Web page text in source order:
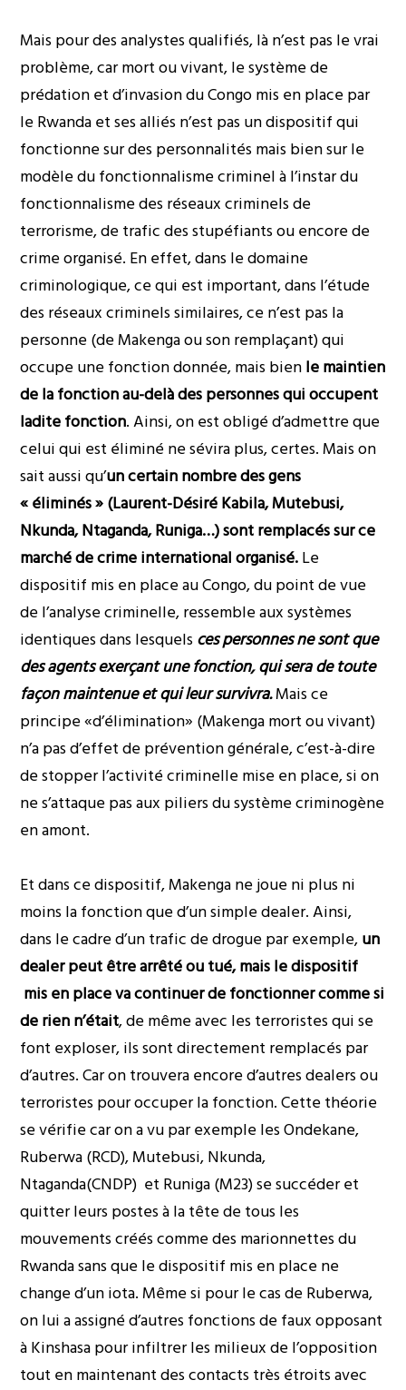
Mais pour des analystes qualifiés, là n’est pas le vrai
problème, car mort ou vivant, le système de
prédation et d’invasion du Congo mis en place par
le Rwanda et ses alliés n’est pas un dispositif qui
fonctionne sur des personnalités mais bien sur le
modèle du fonctionnalisme criminel à l’instar du
fonctionnalisme des réseaux criminels de
terrorisme, de trafic des stupéfiants ou encore de
crime organisé. En effet, dans le domaine
criminologique, ce qui est important, dans l’étude
des réseaux criminels similaires, ce n’est pas la
personne (de Makenga ou son remplaçant) qui
occupe une fonction donnée, mais bienle maintien
de la fonction au-delà des personnes qui occupent
ladite fonction. Ainsi, on est obligé d’admettre que
celui qui est éliminé ne sévira plus, certes. Mais on
sait aussi qu’un certain nombre des gens
« éliminés » (Laurent-Désiré Kabila, Mutebusi,
Nkunda, Ntaganda, Runiga…) sont remplacés sur ce
marché de crime international organisé.Le
dispositif mis en place au Congo, du point de vue
de l’analyse criminelle, ressemble aux systèmes
identiques dans lesquelsces personnes ne sont que
des agents exerçant une fonction, qui sera de toute
façon maintenue et qui leur survivra.Mais ce
principe «d’élimination» (Makenga mort ou vivant)
n’a pas d’effet de prévention générale, c’est-à-dire
de stopper l’activité criminelle mise en place, si on
ne s’attaque pas aux piliers du système criminogène
en amont.
Et dans ce dispositif, Makenga ne joue ni plus ni
moins la fonction que d’unsimple dealer. Ainsi,
dans le cadre d’un trafic de drogue par exemple,un
dealer peut être arrêté ou tué, mais le dispositif
mis en place va continuer de fonctionner comme si
de rien n’était, de même avec les terroristes qui se
font exploser, ils sont directement remplacés par
d’autres. Car on trouvera encore d’autres dealers ou
terroristes pour occuper la fonction. Cette théorie
se vérifie car on a vu par exemple les Ondekane,
Ruberwa (RCD), Mutebusi, Nkunda,
Ntaganda(CNDP) et Runiga (M23) se succéder et
quitter leurs postes à la tête de tous les
mouvements créés comme des marionnettes du
Rwanda sans que le dispositif mis en place ne
change d’un iota. Même si pour le cas de Ruberwa,
on lui a assigné d’autres fonctions de faux opposant
à Kinshasa pour infiltrer les milieux de l’opposition
tout en maintenant des contacts très étroits avec